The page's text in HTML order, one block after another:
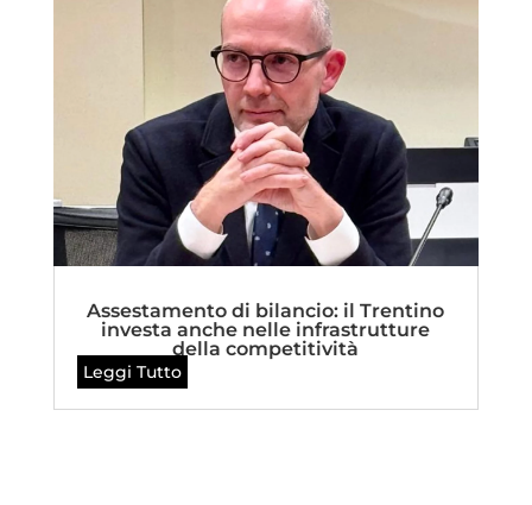
Assestamento di bilancio: il Trentino
investa anche nelle infrastrutture
della competitività
Leggi Tutto